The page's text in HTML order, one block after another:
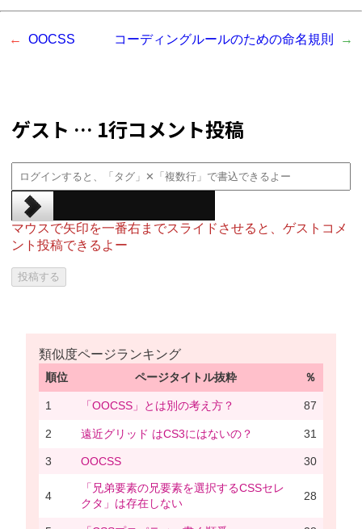
OOCSS コーディングルールのための命名規則
ゲスト … 1行コメント投稿
マウスで矢印を一番右までスライドさせると、ゲストコメ
ント投稿できるよー
類似度ページランキング
順位 ページタイトル抜粋 ％
1 「OOCSS」とは別の考え方？ 87
2 遠近グリッド はCS3にはないの？ 31
3 OOCSS 30
4
「兄弟要素の兄要素を選択するCSSセレ
クタ」は存在しない
28